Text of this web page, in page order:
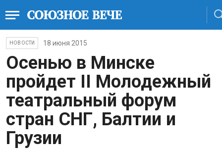
НОВОСТИ 18 июня 2015
Осенью в Минске
пройдет II Молодежный
театральный форум
стран СНГ, Балтии и
Грузии